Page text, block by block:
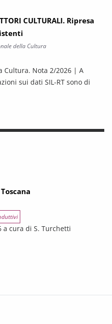
CULTURALI. Ripresa
della Cultura
Cultura. Nota 2/2026 | A
sui dati SIL-RT sono di
CULTURALI. Ripresa selettiva e
a cura di S. Turchetti